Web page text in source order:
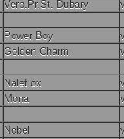
Verb.Pr.St. Dubary
Power Boy
Golden Charm
Nalet ox
Mona
Nobel